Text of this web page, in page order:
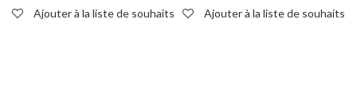
Ajouter à la liste de souhaits
Ajouter à la liste de souhaits